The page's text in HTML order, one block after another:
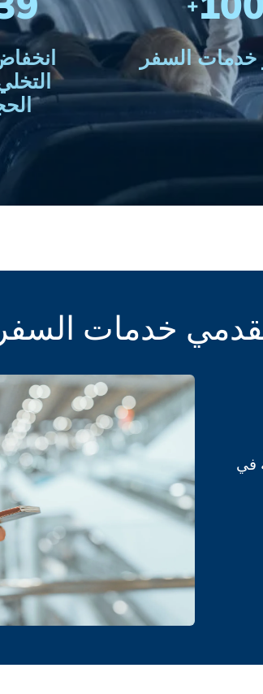
+
خدمات السفر
خدمات السفر
في